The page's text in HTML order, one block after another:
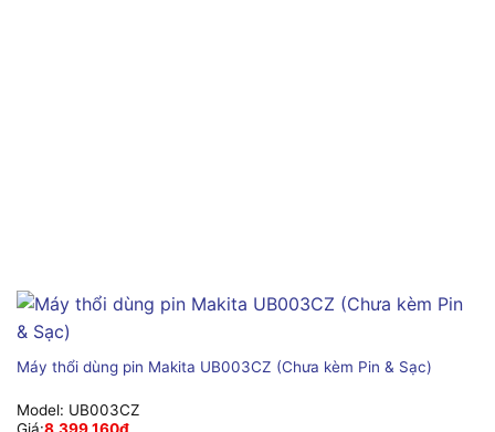
Máy thổi dùng pin Makita UB003CZ (Chưa kèm Pin & Sạc)
Model: UB003CZ